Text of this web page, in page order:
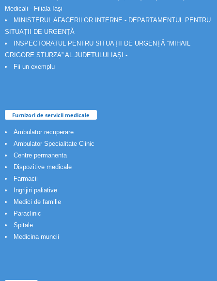
Medicali - Filiala Iași
MINISTERUL AFACERILOR INTERNE - DEPARTAMENTUL PENTRU
SITUAȚII DE URGENȚĂ
INSPECTORATUL PENTRU SITUAȚII DE URGENȚĂ “MIHAIL
GRIGORE STURZA” AL JUDETULUI IAȘI -
Fii un exemplu
Furnizori de servicii medicale
Ambulator recuperare
Ambulator Specialitate Clinic
Centre permanenta
Dispozitive medicale
Farmacii
Ingrijiri paliative
Medici de familie
Paraclinic
Spitale
Medicina muncii